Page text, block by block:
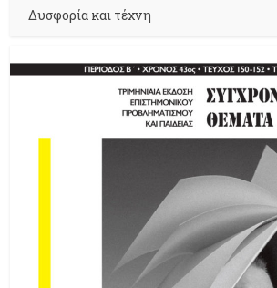
Δυσφορία και τέχνη